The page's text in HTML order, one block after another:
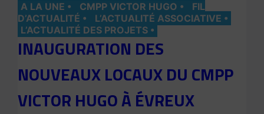
A LA UNE CMPP VICTOR HUGO
FIL
D’ACTUALITÉ
L’ACTUALITÉ ASSOCIATIVE
L’ACTUALITÉ DES PROJETS
INAUGURATION DES
NOUVEAUX LOCAUX DU CMPP
VICTOR HUGO À ÉVREUX